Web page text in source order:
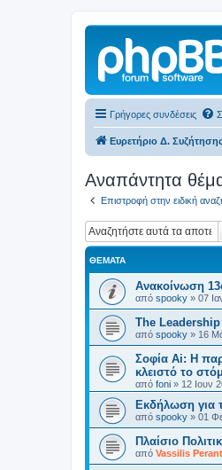
Γρήγορες συνδέσεις
Ευρετήριο Δ. Συζήτησης
Αναπάντητα
Επιστροφή στην ειδική
ΘΈΜΑΤΑ
Ανακοίνωση
από spooky » 07
The
από spooky » 16
Σοφία Ai: Η
κλειστό το
από foni » 12 Ιουν
Εκδήλωση για
από spooky » 01
Πλαίσιο
από Vassilis